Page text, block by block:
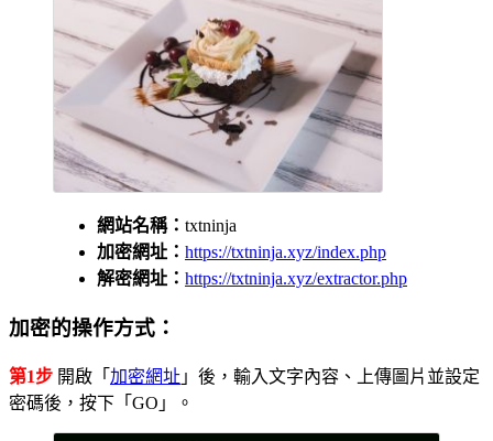
網站名稱： txtninja
加密網址： https://txtninja.xyz/index.php
解密網址： https://txtninja.xyz/extractor.php
加密的操作方式：
第1步 開啟「 加密網址 」後，輸入文字內容、上傳圖片並設定
密碼後，按下「GO」。